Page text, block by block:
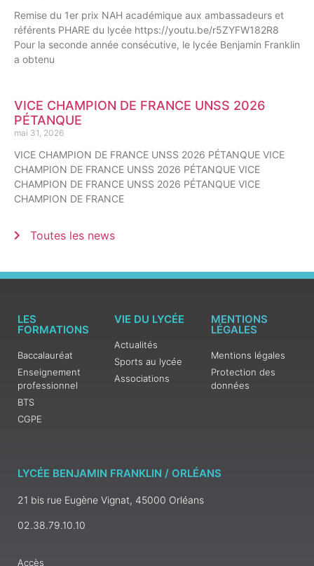
Remise du 1er prix NAH académique aux ambassadeurs et
référents PHARE du lycée https://youtu.be/r5ZYFW182R8
Pour la seconde année consécutive, le lycée Benjamin Franklin
a obtenu
VICE CHAMPION DE FRANCE UNSS 2026
PÉTANQUE
mai 31, 2026
VICE CHAMPION DE FRANCE UNSS 2026 PÉTANQUE VICE
CHAMPION DE FRANCE UNSS 2026 PÉTANQUE VICE
CHAMPION DE FRANCE UNSS 2026 PÉTANQUE VICE
CHAMPION DE FRANCE
Toutes les news
LES
FORMATIONS
Baccalauréat
Enseignement
professionnel
BTS
CGPE
VIE DU LYCÉE
Actualités
Sports au lycée
Associations
MENTIONS
LÉGALES
Mentions légales
Protection des
données
LYCÉE BENJAMIN FRANKLIN / ORLÉANS
21 bis rue Eugène Vignat, 45000 Orléans
02.38.79.10.10
Accès